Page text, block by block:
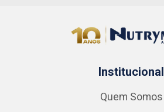
Institucional
Quem Somos